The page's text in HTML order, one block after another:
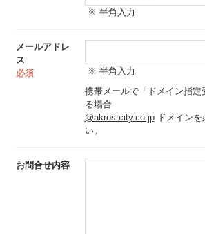
※ 半角入力
メールアドレ
ス
必須
※ 半角入力
携帯メールで「ドメイン指定
る場合
@akros-city.co.jpドメインを
い。
お問合せ内容